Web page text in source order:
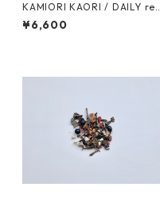
KAMIORI KAORI / DAILY ref
48 PIERCE / 10K
¥6,600